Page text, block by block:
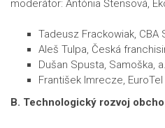
moderátor: Antónia Štensová,
Tadeusz Frackowiak, CBA
Aleš Tulpa, Česká
Dušan Spusta, Samoška,
František Imrecze, EuroTel
B. Technologický rozvoj